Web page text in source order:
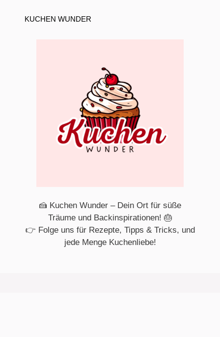
KUCHEN WUNDER
🍰 Kuchen Wunder – Dein Ort für süße
Träume und Backinspirationen! 🎂
👉 Folge uns für Rezepte, Tipps & Tricks, und
jede Menge Kuchenliebe!